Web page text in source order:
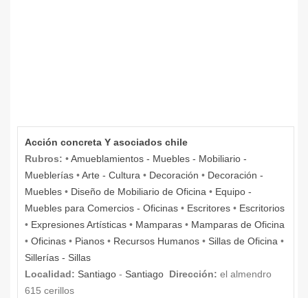
Acción concreta Y asociados chile
Rubros: •Amueblamientos - Muebles - Mobiliario -
Mueblerías •Arte - Cultura • Decoración • Decoración -
Muebles • Diseño de Mobiliario de Oficina • Equipo -
Muebles para Comercios - Oficinas • Escritores • Escritorios
• Expresiones Artísticas • Mamparas • Mamparas de Oficina
• Oficinas • Pianos • Recursos Humanos • Sillas de Oficina •
Sillerías - Sillas
Localidad: Santiago - Santiago Dirección: el almendro
615 cerillos